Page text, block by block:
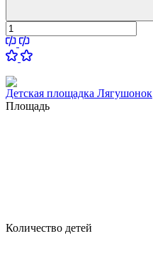
Детская площадка Лягушонок
Площадь
Количество детей